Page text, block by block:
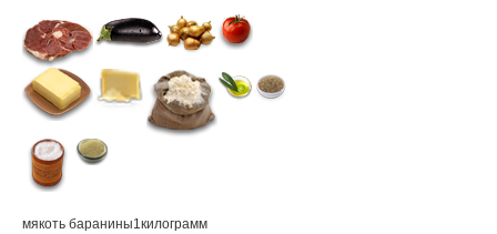
мякоть баранины1 килограмм